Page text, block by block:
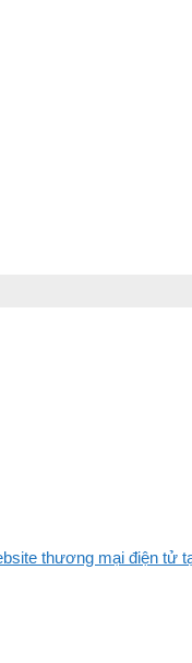
thương mại điện